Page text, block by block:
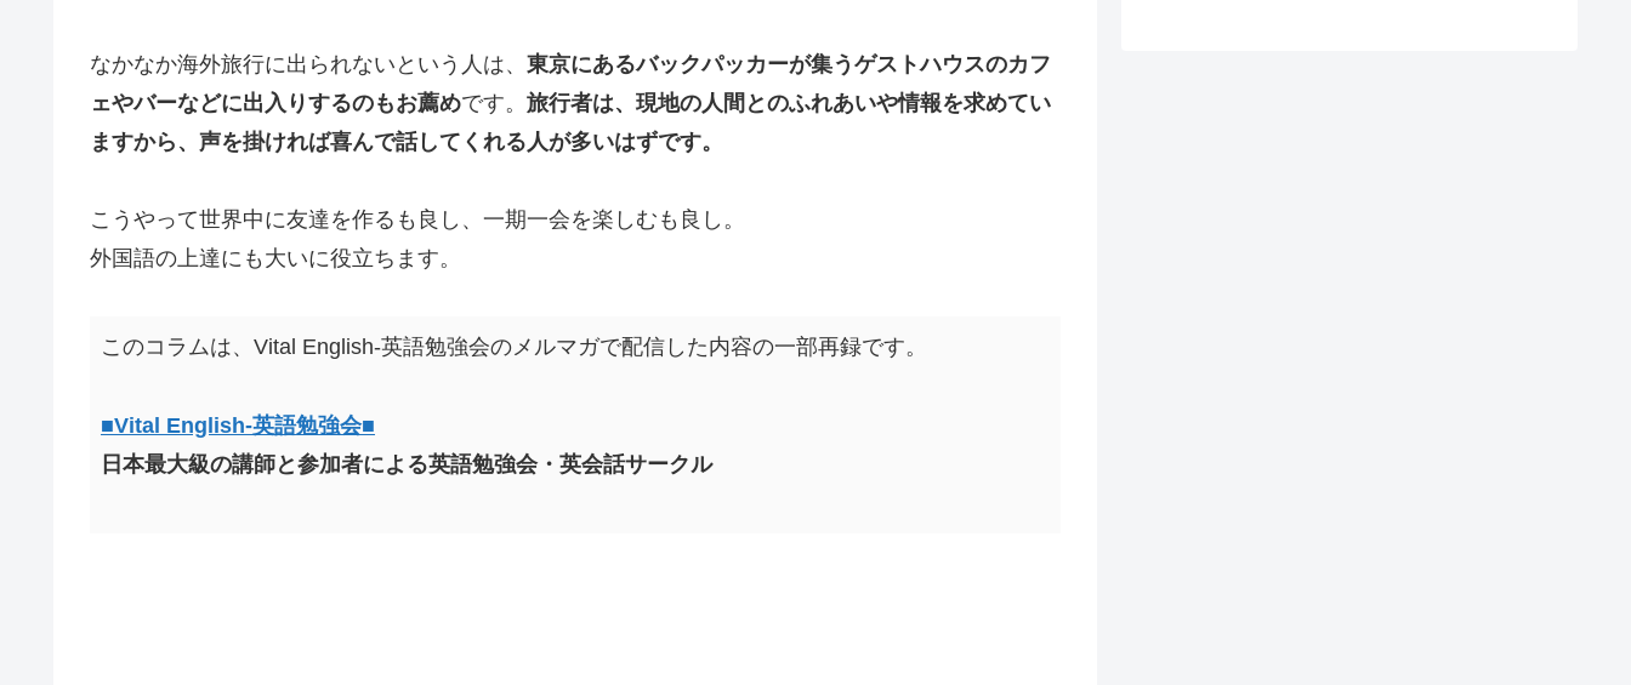
なかなか海外旅行に出られないという人は、 東京にあるバックパッカーが集うゲストハウスのカフ
ェやバーなどに出入りするのもお薦めです。 旅行者は、現地の人間とのふれあいや情報を求めてい
ますから、声を掛ければ喜んで話してくれる人が多いはずです。
こうやって世界中に友達を作るも良し、一期一会を楽しむも良し。
外国語の上達にも大いに役立ちます。
このコラムは、Vital English-英語勉強会のメルマガで配信した内容の一部再録です。
■Vital English-英語勉強会■
日本最大級の講師と参加者による英語勉強会・英会話サークル